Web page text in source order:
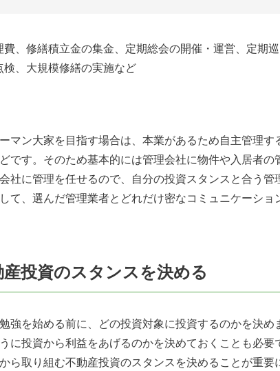
費、修繕積立金の集金、定期総会の開催・運営、定期
検、大規模修繕の実施など
マン大家を目指す場合は、本業があるため自主管理す
です。そのため基本的には管理会社に物件や入居者の
社に管理を任せるので、自分の投資スタンスと合う管
て、選んだ管理業者とどれだけ密なコミュニケーショ
産投資のスタンスを決める
強を始める前に、どの投資対象に投資するのかを決め
に投資から利益をあげるのかを決めておくことも必要
ら取り組む不動産投資のスタンスを決めることが重要